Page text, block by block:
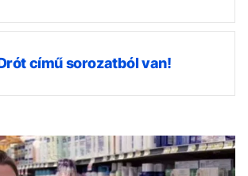
című sorozatból van!